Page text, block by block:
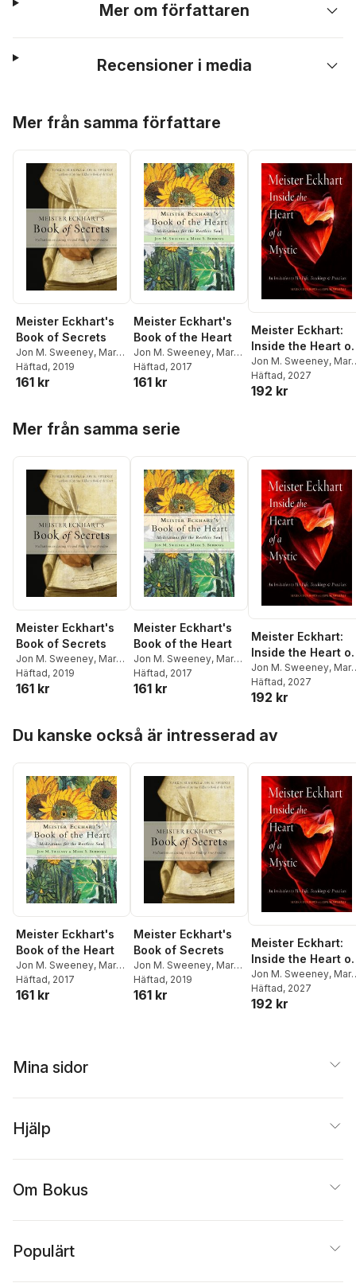
Mer om författaren
Recensioner i media
Mer från samma författare
Meister Eckhart's
Book of Secrets
Jon M. Sweeney, Mark
S. Burrows
Häftad, 2019
161 kr
Meister Eckhart's
Book of the Heart
Jon M. Sweeney, Mark
S. Burrows
Häftad, 2017
161 kr
Meister Eckhart:
Inside the Heart of
a Mystic
Jon M. Sweeney, Mark
S. Burrows
Häftad, 2027
192 kr
Mer från samma serie
Meister Eckhart's
Book of Secrets
Jon M. Sweeney, Mark
S. Burrows
Häftad, 2019
161 kr
Meister Eckhart's
Book of the Heart
Jon M. Sweeney, Mark
S. Burrows
Häftad, 2017
161 kr
Meister Eckhart:
Inside the Heart of
a Mystic
Jon M. Sweeney, Mark
S. Burrows
Häftad, 2027
192 kr
Du kanske också är intresserad av
Meister Eckhart's
Book of the Heart
Jon M. Sweeney, Mark
S. Burrows
Häftad, 2017
161 kr
Meister Eckhart's
Book of Secrets
Jon M. Sweeney, Mark
S. Burrows
Häftad, 2019
161 kr
Meister Eckhart:
Inside the Heart of
a Mystic
Jon M. Sweeney, Mark
S. Burrows
Häftad, 2027
192 kr
Mina sidor
Hjälp
Om Bokus
Populärt